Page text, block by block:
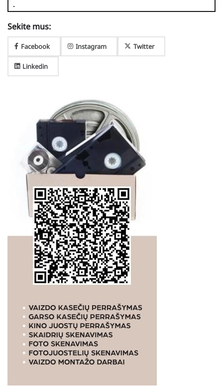
Sekite mus:
Facebook Instagram Twitter
Linkedin